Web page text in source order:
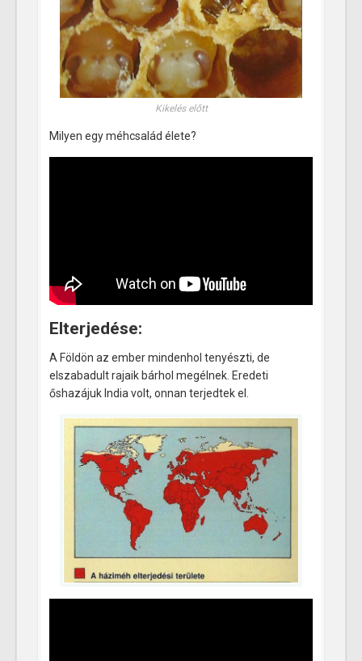
Kikelés előtt
Milyen egy méhcsalád élete?
Elterjedése:
A Földön az ember mindenhol tenyészti, de
elszabadult rajaik bárhol megélnek. Eredeti
őshazájuk India volt, onnan terjedtek el.